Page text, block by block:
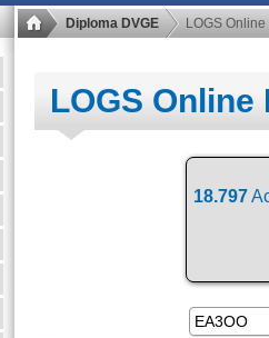
Diploma DVGE LOGS Online
LOGS Online
18.797